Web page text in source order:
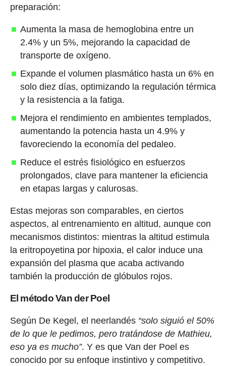
preparación:
Aumenta la masa de hemoglobina entre un
2.4% y un 5%, mejorando la capacidad de
transporte de oxígeno.
Expande el volumen plasmático hasta un 6% en
solo diez días, optimizando la regulación térmica
y la resistencia a la fatiga.
Mejora el rendimiento en ambientes templados,
aumentando la potencia hasta un 4.9% y
favoreciendo la economía del pedaleo.
Reduce el estrés fisiológico en esfuerzos
prolongados, clave para mantener la eficiencia
en etapas largas y calurosas.
Estas mejoras son comparables, en ciertos
aspectos, al entrenamiento en altitud, aunque con
mecanismos distintos: mientras la altitud estimula
la eritropoyetina por hipoxia, el calor induce una
expansión del plasma que acaba activando
también la producción de glóbulos rojos.
El método Van der Poel
Según De Kegel, el neerlandés “solo siguió el 50%
de lo que le pedimos, pero tratándose de Mathieu,
eso ya es mucho”. Y es que Van der Poel es
conocido por su enfoque instintivo y competitivo.